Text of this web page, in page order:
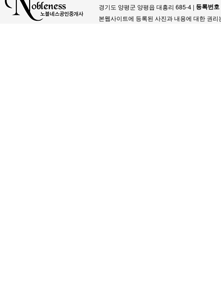
경기도 양평군 양평읍 대흥리 685-4 | 등록번호
본웹사이트에 등록된 사진과 내용에 대한 권